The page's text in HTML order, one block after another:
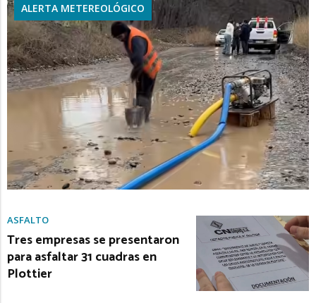
ALERTA METEREOLÓGICO
ASFALTO
Tres empresas se presentaron
para asfaltar 31 cuadras en
Plottier